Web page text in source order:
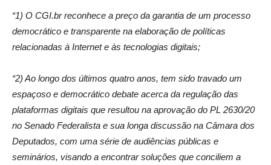
“1) O CGI.br reconhece a preço da garantia de um processo
democrático e transparente na elaboração de políticas
relacionadas à Internet e às tecnologias digitais;
“2) Ao longo dos últimos quatro anos, tem sido travado um
espaçoso e democrático debate acerca da regulação das
plataformas digitais que resultou na aprovação do PL 2630/20
no Senado Federalista e sua longa discussão na Câmara dos
Deputados, com uma série de audiências públicas e
seminários, visando a encontrar soluções que conciliem a